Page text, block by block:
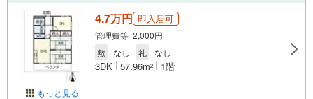
もっと見る
4.7万円 即入居可
管理費等 2,000円
敷
なし 礼 なし
3DK 57.96m2 1階